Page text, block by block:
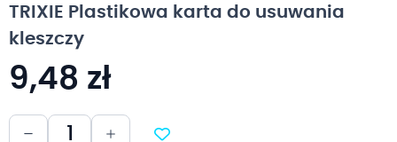
galerii
TRIXIE Plastikowa karta do usuwania
kleszczy
9,48 zł